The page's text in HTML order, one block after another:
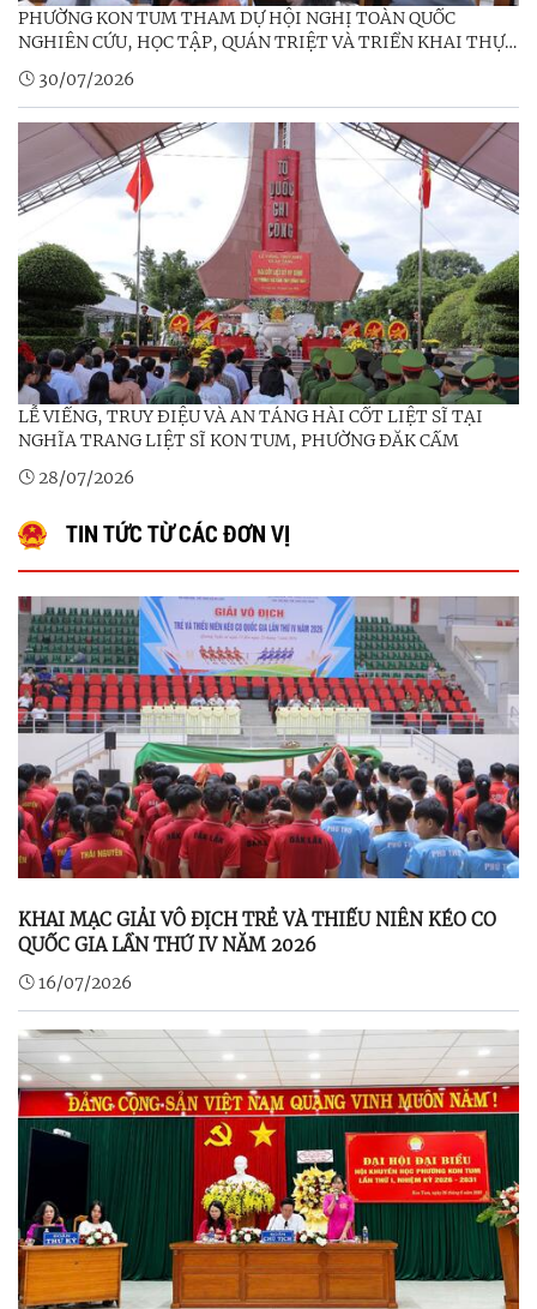
PHƯỜNG KON TUM THAM DỰ HỘI NGHỊ TOÀN QUỐC
NGHIÊN CỨU, HỌC TẬP, QUÁN TRIỆT VÀ TRIỂN KHAI THỰC
HIỆN NGHỊ QUYẾT HỘI NGHỊ LẦN THỨ BA BAN CHẤP HÀNH
TRUNG ƯƠNG ĐẢNG KHÓA XIV
30/07/2026
LỄ VIẾNG, TRUY ĐIỆU VÀ AN TÁNG HÀI CỐT LIỆT SĨ TẠI
NGHĨA TRANG LIỆT SĨ KON TUM, PHƯỜNG ĐĂK CẤM
28/07/2026
TIN TỨC TỪ CÁC ĐƠN VỊ
KHAI MẠC GIẢI VÔ ĐỊCH TRẺ VÀ THIẾU NIÊN KÉO CO
QUỐC GIA LẦN THỨ IV NĂM 2026
16/07/2026